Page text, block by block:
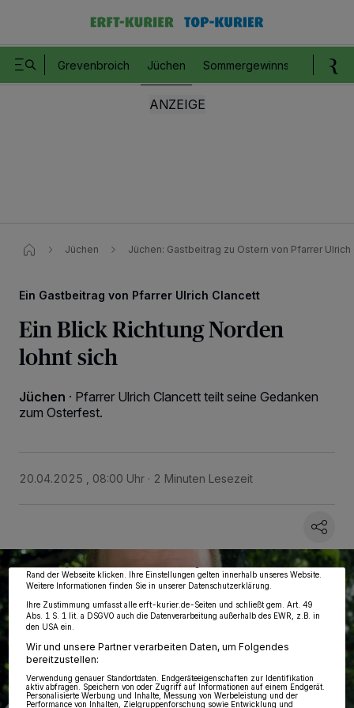
Grevenbroich Jüchen Sommergewinnspiel
Jüchen Jüchen: Gastbeitrag zu Ostern von Pfarrer Ulrich
Ein Gastbeitrag von Pfarrer Ulrich Clancett
Ein Blick Richtung Norden
lohnt sich
Jüchen · Pfarrer Ulrich Clancett teilt seine Gedanken
zum Osterfest.
20.04.2025 , 08:00 Uhr 2 Minuten Lesezeit
218
wieder aufrufen, um Ihre Einstellungen zu ändern oder Ihre Einwilligung zu
widerrufen, indem Sie auf den Link Einstellungen oder Ablehnen am unteren
Rand der Webseite klicken. Ihre Einstellungen gelten innerhalb unseres Website.
Weitere Informationen finden Sie in unserer Datenschutzerklärung.
Ihre Zustimmung umfasst alle erft-kurier.de-Seiten und schließt gem. Art. 49
Abs. 1 S. 1 lit. a DSGVO auch die Datenverarbeitung außerhalb des EWR, z.B. in
den USA ein.
Wir und unsere Partner verarbeiten Daten, um Folgendes
bereitzustellen:
Verwendung genauer Standortdaten. Endgeräteeigenschaften zur Identifikation
aktiv abfragen. Speichern von oder Zugriff auf Informationen auf einem Endgerät.
Personalisierte Werbung und Inhalte, Messung von Werbeleistung und der
Performance von Inhalten, Zielgruppenforschung sowie Entwicklung und